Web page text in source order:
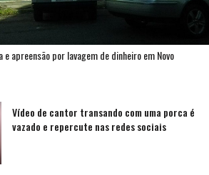
apreensão por lavagem de dinheiro em Novo
Vídeo de cantor transando com uma porca é
vazado e repercute nas redes sociais